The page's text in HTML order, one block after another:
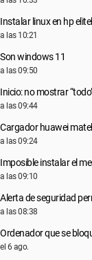
Instalar linux en hp
a las 10:21
Son windows 11
a las 09:50
Inicio: no mostrar
a las 09:44
Cargador huawei
a las 09:24
Imposible instalar el
a las 09:10
Alerta de seguridad
a las 08:38
Ordenador que se
el 6 ago.